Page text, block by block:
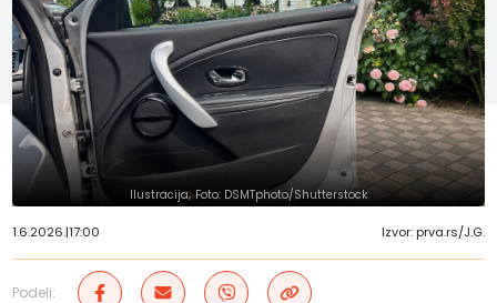
Ilustracija; Foto: DSMTphoto/Shutterstock
1.6.2026.|17:00 Izvor: prva.rs/J.G.
Podeli: